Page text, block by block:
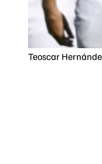
Teoscar